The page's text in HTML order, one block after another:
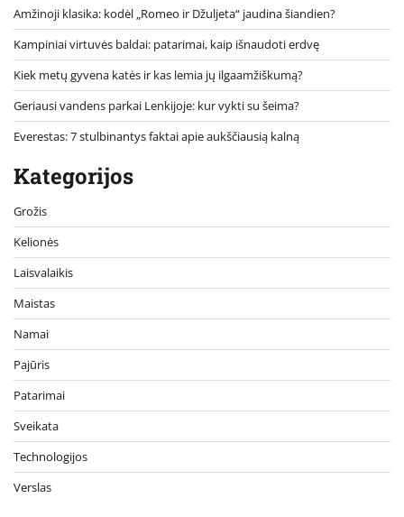
Amžinoji klasika: kodėl „Romeo ir Džuljeta“ jaudina šiandien?
Kampiniai virtuvės baldai: patarimai, kaip išnaudoti erdvę
Kiek metų gyvena katės ir kas lemia jų ilgaamžiškumą?
Geriausi vandens parkai Lenkijoje: kur vykti su šeima?
Everestas: 7 stulbinantys faktai apie aukščiausią kalną
Kategorijos
Grožis
Kelionės
Laisvalaikis
Maistas
Namai
Pajūris
Patarimai
Sveikata
Technologijos
Verslas